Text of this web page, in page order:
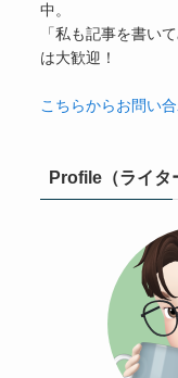
中。
「私も記事を書い
は大歓迎！
こちらからお問い
Profile（ライタ